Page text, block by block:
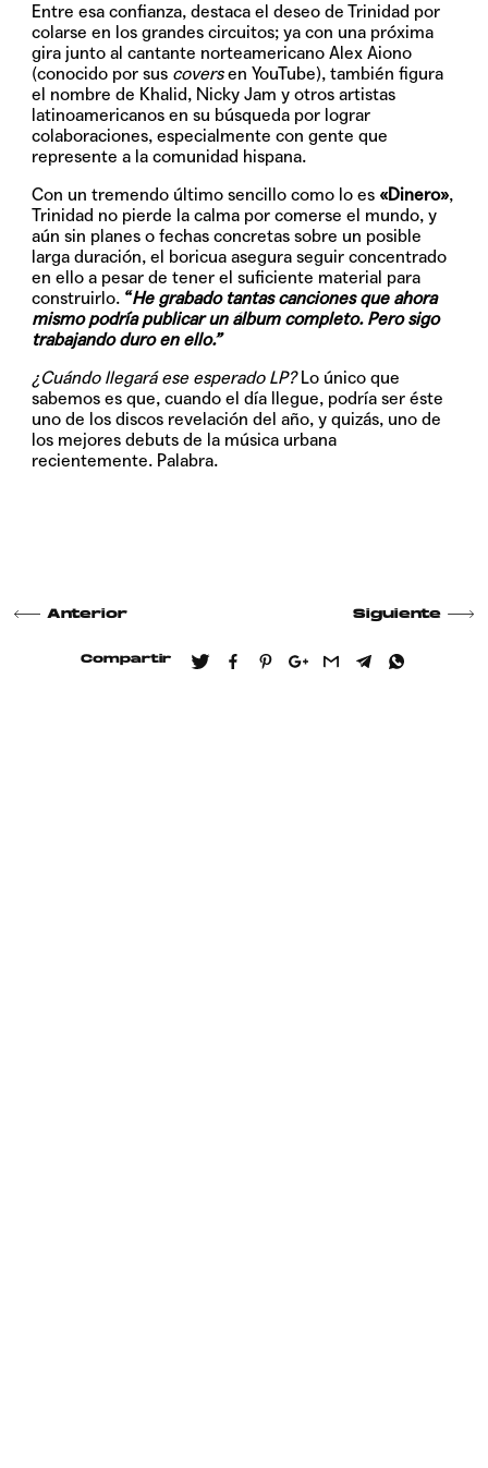
Entre esa confianza, destaca el deseo de Trinidad por
colarse en los grandes circuitos; ya con una próxima
gira junto al cantante norteamericano Alex Aiono
(conocido por sus coversen YouTube), también figura
el nombre de Khalid, Nicky Jam y otros artistas
latinoamericanos en su búsqueda por lograr
colaboraciones, especialmente con gente que
represente a la comunidad hispana.
Con un tremendo último sencillo como lo es «Dinero»,
Trinidad no pierde la calma por comerse el mundo, y
aún sin planes o fechas concretas sobre un posible
larga duración, el boricua asegura seguir concentrado
en ello a pesar de tener el suficiente material para
construirlo. “He grabado tantas canciones que ahora
mismo podría publicar un álbum completo. Pero sigo
trabajando duro en ello.”
¿Cuándo llegará ese esperado LP?Lo único que
sabemos es que, cuando el día llegue, podría ser éste
uno de los discos revelación del año, y quizás, uno de
los mejores debuts de la música urbana
recientemente. Palabra.
Anterior Siguiente
Compartir